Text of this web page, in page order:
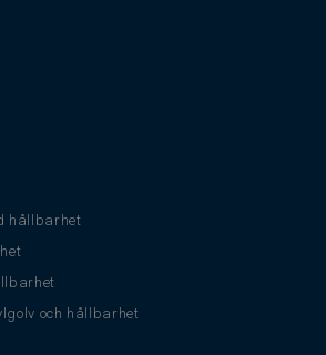
hållbarhet
och hållbarhet